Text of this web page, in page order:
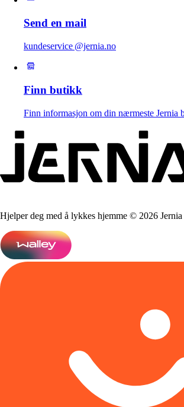
Send en mail
kundeservice @jernia.no
Finn butikk
Finn informasjon om din nærmeste Jernia
Hjelper deg med å lykkes hjemme © 2026 Jernia